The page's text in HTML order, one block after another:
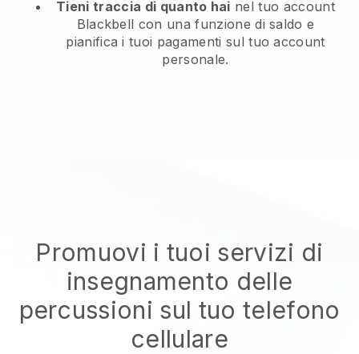
Tieni traccia di quanto hai nel tuo account
Blackbell con una funzione di saldo e
pianifica i tuoi pagamenti sul tuo account
personale.
Promuovi i tuoi servizi di
insegnamento delle
percussioni sul tuo telefono
cellulare